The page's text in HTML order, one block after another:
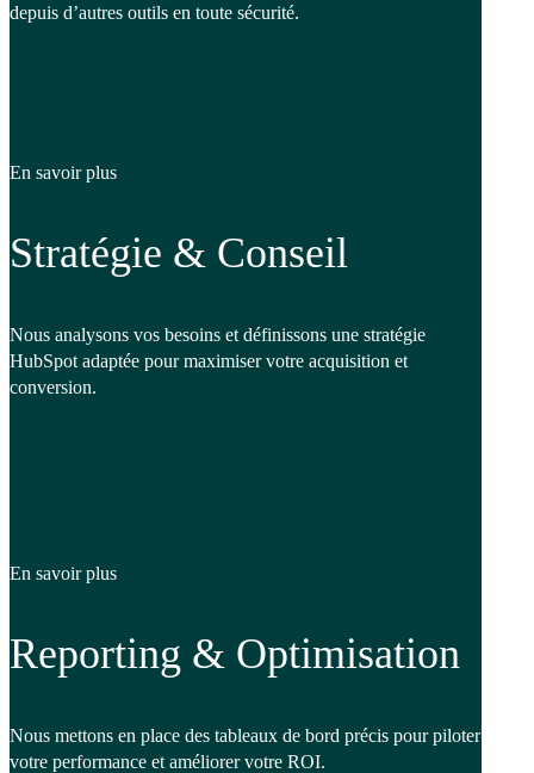
depuis d’autres outils en toute sécurité.
En savoir plus
Stratégie & Conseil
Nous analysons vos besoins et définissons une stratégie
HubSpot adaptée pour maximiser votre acquisition et
conversion.
En savoir plus
Reporting & Optimisation
Nous mettons en place des tableaux de bord précis pour piloter
votre performance et améliorer votre ROI.